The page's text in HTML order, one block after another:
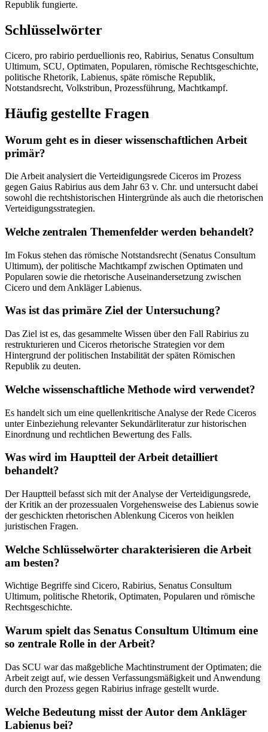
Republik fungierte.
Schlüsselwörter
Cicero, pro rabirio perduellionis reo, Rabirius, Senatus Consultum
Ultimum, SCU, Optimaten, Popularen, römische Rechtsgeschichte,
politische Rhetorik, Labienus, späte römische Republik,
Notstandsrecht, Volkstribun, Prozessführung, Machtkampf.
Häufig gestellte Fragen
Worum geht es in dieser wissenschaftlichen Arbeit
primär?
Die Arbeit analysiert die Verteidigungsrede Ciceros im Prozess
gegen Gaius Rabirius aus dem Jahr 63 v. Chr. und untersucht dabei
sowohl die rechtshistorischen Hintergründe als auch die rhetorischen
Verteidigungsstrategien.
Welche zentralen Themenfelder werden behandelt?
Im Fokus stehen das römische Notstandsrecht (Senatus Consultum
Ultimum), der politische Machtkampf zwischen Optimaten und
Popularen sowie die rhetorische Auseinandersetzung zwischen
Cicero und dem Ankläger Labienus.
Was ist das primäre Ziel der Untersuchung?
Das Ziel ist es, das gesammelte Wissen über den Fall Rabirius zu
restrukturieren und Ciceros rhetorische Strategien vor dem
Hintergrund der politischen Instabilität der späten Römischen
Republik zu deuten.
Welche wissenschaftliche Methode wird verwendet?
Es handelt sich um eine quellenkritische Analyse der Rede Ciceros
unter Einbeziehung relevanter Sekundärliteratur zur historischen
Einordnung und rechtlichen Bewertung des Falls.
Was wird im Hauptteil der Arbeit detailliert
behandelt?
Der Hauptteil befasst sich mit der Analyse der Verteidigungsrede,
der Kritik an der prozessualen Vorgehensweise des Labienus sowie
der geschickten rhetorischen Ablenkung Ciceros von heiklen
juristischen Fragen.
Welche Schlüsselwörter charakterisieren die Arbeit
am besten?
Wichtige Begriffe sind Cicero, Rabirius, Senatus Consultum
Ultimum, politische Rhetorik, Optimaten, Popularen und römische
Rechtsgeschichte.
Warum spielt das Senatus Consultum Ultimum eine
so zentrale Rolle in der Arbeit?
Das SCU war das maßgebliche Machtinstrument der Optimaten; die
Arbeit zeigt auf, wie dessen Verfassungsmäßigkeit und Anwendung
durch den Prozess gegen Rabirius infrage gestellt wurde.
Welche Bedeutung misst der Autor dem Ankläger
Labienus bei?